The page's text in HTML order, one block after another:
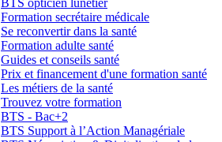
BTS opticien lunetier
Formation secrétaire médicale
Se reconvertir dans la santé
Formation adulte santé
Guides et conseils santé
Prix et financement d'une formation santé
Les métiers de la santé
Trouvez votre formation
BTS - Bac+2
BTS Support à l’Action Managériale